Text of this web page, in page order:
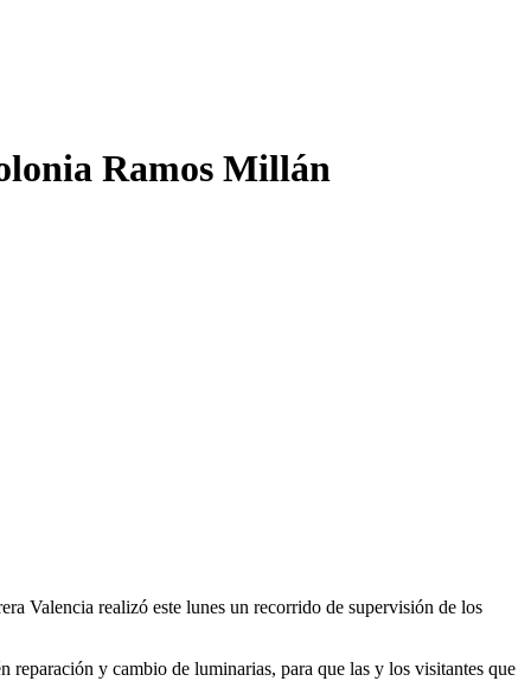
Ramos Millán
Valencia realizó este lunes un recorrido de supervisión de los
reparación y cambio de luminarias, para que las y los visitantes que